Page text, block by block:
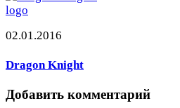
02.01.2016
Dragon Knight
Добавить комментарий